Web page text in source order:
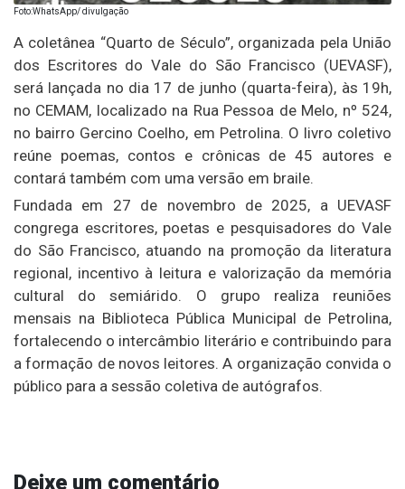
Foto:WhatsApp/ divulgação
A coletânea “Quarto de Século”, organizada pela União
dos Escritores do Vale do São Francisco (UEVASF),
será lançada no dia 17 de junho (quarta-feira), às 19h,
no CEMAM, localizado na Rua Pessoa de Melo, nº 524,
no bairro Gercino Coelho, em Petrolina. O livro coletivo
reúne poemas, contos e crônicas de 45 autores e
contará também com uma versão em braile.
Fundada em 27 de novembro de 2025, a UEVASF
congrega escritores, poetas e pesquisadores do Vale
do São Francisco, atuando na promoção da literatura
regional, incentivo à leitura e valorização da memória
cultural do semiárido. O grupo realiza reuniões
mensais na Biblioteca Pública Municipal de Petrolina,
fortalecendo o intercâmbio literário e contribuindo para
a formação de novos leitores. A organização convida o
público para a sessão coletiva de autógrafos.
Deixe um comentário